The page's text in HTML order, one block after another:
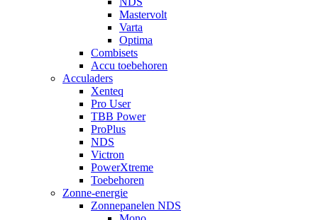
Mastervolt
Varta
Optima
Combisets
Accu toebehoren
Acculaders
Xenteq
Pro User
TBB Power
ProPlus
NDS
Victron
PowerXtreme
Toebehoren
Zonne-energie
Zonnepanelen NDS